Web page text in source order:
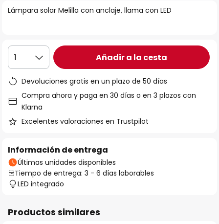
la
imágenes
Lámpara solar Melilla con anclaje, llama con LED
1 Añadir a la cesta
Devoluciones gratis en un plazo de 50 días
Compra ahora y paga en 30 días o en 3 plazos con
Klarna
Excelentes valoraciones en Trustpilot
Información de entrega
Últimas unidades disponibles
Tiempo de entrega: 3 - 6 días laborables
LED integrado
Productos similares